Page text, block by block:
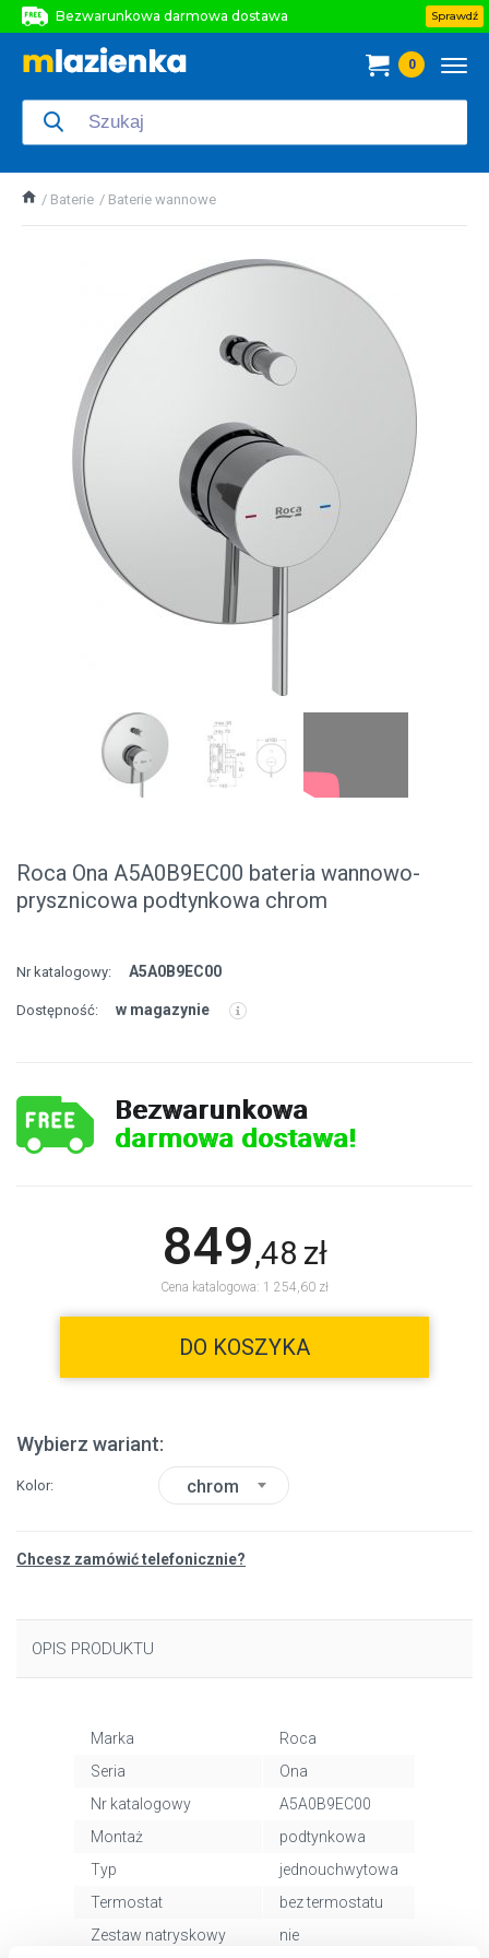
Bezwarunkowa darmowa dostawa
Bezwarunkowa darmowa dostawa
Sprawdź
0
Baterie Baterie wannowe
Roca Ona A5A0B9EC00 bateria wannowo-
prysznicowa podtynkowa chrom
Nr katalogowy: A5A0B9EC00
Dostępność: w magazynie
Bezwarunkowa
darmowa dostawa!
849,48 zł
Cena katalogowa: 1 254,60 zł
DO KOSZYKA
Wybierz wariant:
Kolor chrom
Chcesz zamówić telefonicznie?
OPIS PRODUKTU
Marka
Roca
Seria
Ona
Nr katalogowy
A5A0B9EC00
Montaż
podtynkowa
Typ
jednouchwytowa
Termostat
bez termostatu
Zestaw natryskowy
nie